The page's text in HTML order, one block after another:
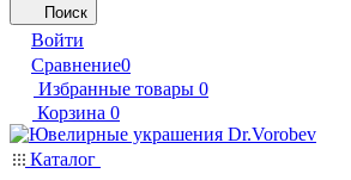
Поиск
Войти
Сравнение0
Избранные товары 0
Корзина 0
Каталог